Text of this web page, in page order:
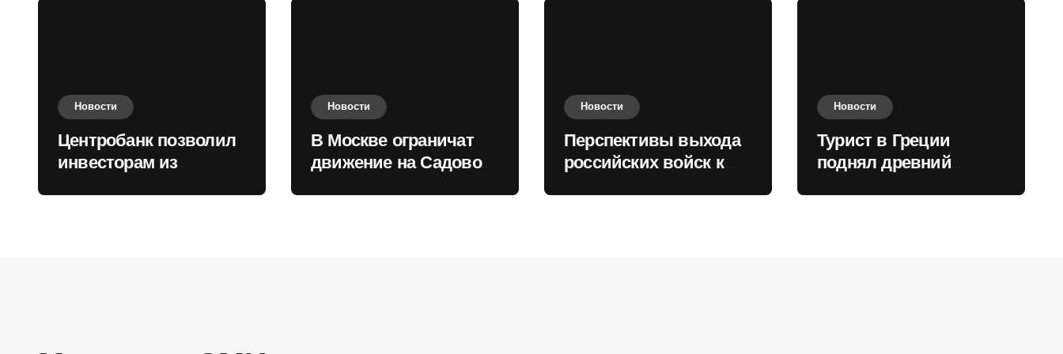
Новости
Центробанк позволил
инвесторам из
Новости
В Москве ограничат
движение на Садовом
Новости
Перспективы выхода
российских войск к
Новости
Турист в Греции
поднял древний